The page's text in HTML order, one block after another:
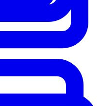
aux prêteurs